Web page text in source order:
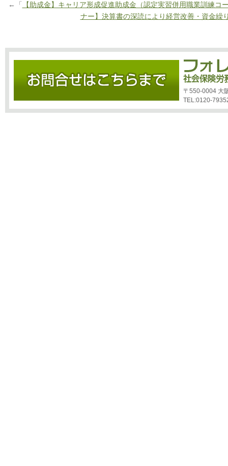
←「
【助成金】キャリア形成促進助成金（認定実習併用職業訓練コ
ナー】決算書の深読により経営改善・資金繰
〒550-0004 大
TEL:0120-